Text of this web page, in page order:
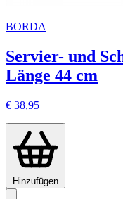
BORDA
Servier- und
Länge 44 cm
€ 38,95
Hinzufügen